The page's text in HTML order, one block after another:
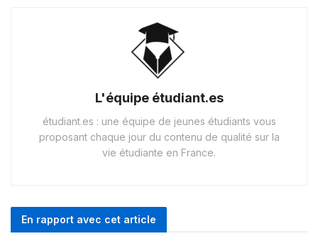
L'équipe étudiant.es
étudiant.es : une équipe de jeunes étudiants vous
proposant chaque jour du contenu de qualité sur la
vie étudiante en France.
En rapport avec cet article